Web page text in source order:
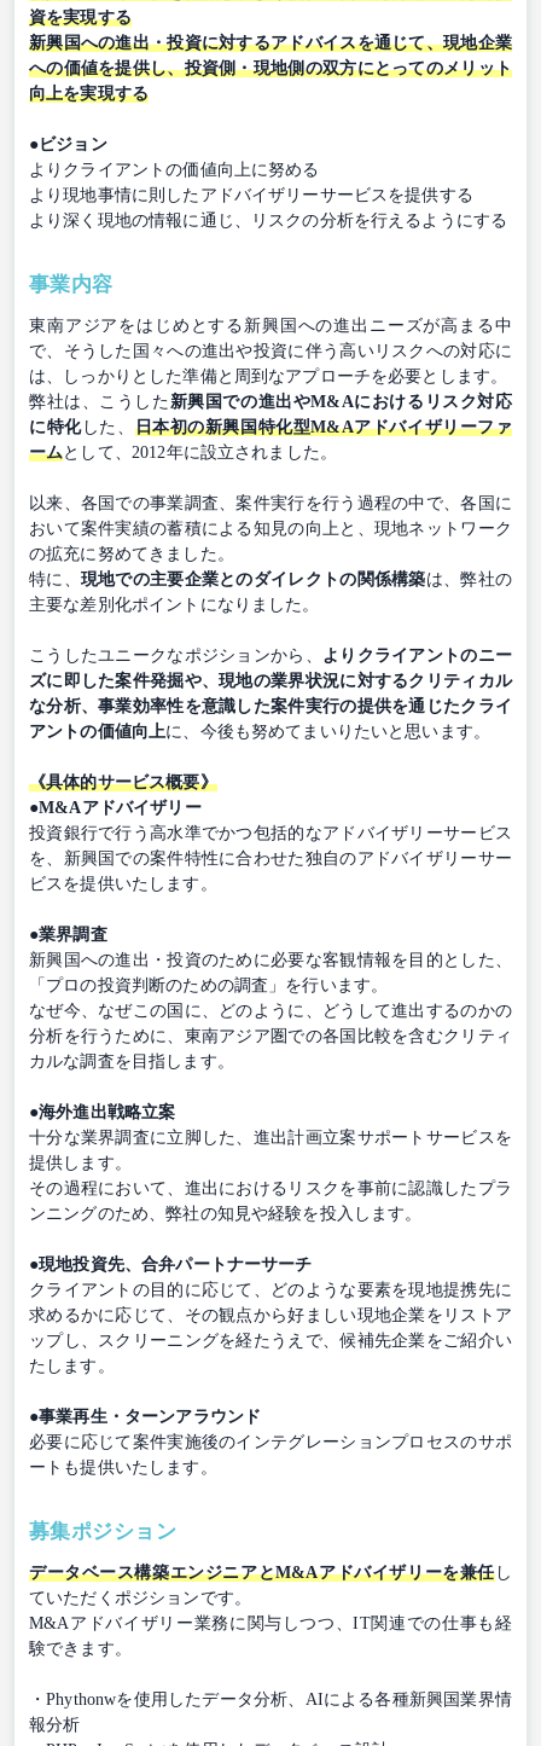
資を実現する
新興国への進出・投資に対するアドバイスを通じて、現地企業
への価値を提供し、投資側・現地側の双方にとってのメリット
向上を実現する
●ビジョン
よりクライアントの価値向上に努める
より現地事情に則したアドバイザリーサービスを提供する
より深く現地の情報に通じ、リスクの分析を行えるようにする
事業内容
東南アジアをはじめとする新興国への進出ニーズが高まる中
で、そうした国々への進出や投資に伴う高いリスクへの対応に
は、しっかりとした準備と周到なアプローチを必要とします。
弊社は、こうした 新興国での進出やM&Aにおけるリスク対応
に特化した、 日本初の新興国特化型M&Aアドバイザリーファ
ームとして、2012年に設立されました。
以来、各国での事業調査、案件実行を行う過程の中で、各国に
おいて案件実績の蓄積による知見の向上と、現地ネットワーク
の拡充に努めてきました。
特に、 現地での主要企業とのダイレクトの関係構築は、弊社の
主要な差別化ポイントになりました。
こうしたユニークなポジションから、
よりクライアントのニー
ズに即した案件発掘や、現地の業界状況に対するクリティカル
な分析、事業効率性を意識した案件実行の提供を通じたクライ
アントの価値向上に、今後も努めてまいりたいと思います。
《具体的サービス概要》
●M&Aアドバイザリー
投資銀行で行う高水準でかつ包括的なアドバイザリーサービス
を、新興国での案件特性に合わせた独自のアドバイザリーサー
ビスを提供いたします。
●業界調査
新興国への進出・投資のために必要な客観情報を目的とした、
「プロの投資判断のための調査」を行います。
なぜ今、なぜこの国に、どのように、どうして進出するのかの
分析を行うために、東南アジア圏での各国比較を含むクリティ
カルな調査を目指します。
●海外進出戦略立案
十分な業界調査に立脚した、進出計画立案サポートサービスを
提供します。
その過程において、進出におけるリスクを事前に認識したプラ
ンニングのため、弊社の知見や経験を投入します。
●現地投資先、合弁パートナーサーチ
クライアントの目的に応じて、どのような要素を現地提携先に
求めるかに応じて、その観点から好ましい現地企業をリストア
ップし、スクリーニングを経たうえで、候補先企業をご紹介い
たします。
●事業再生・ターンアラウンド
必要に応じて案件実施後のインテグレーションプロセスのサポ
ートも提供いたします。
募集ポジション
データベース構築エンジニアとM&Aアドバイザリーを兼任し
ていただくポジションです。
M&Aアドバイザリー業務に関与しつつ、IT関連での仕事も経
験できます。
・Phythonwを使用したデータ分析、AIによる各種新興国業界情
報分析